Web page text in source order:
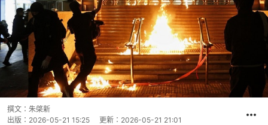
撰文： 朱棨新
出版： 2026-05-21 15:25 更新： 2026-05-21 21:01